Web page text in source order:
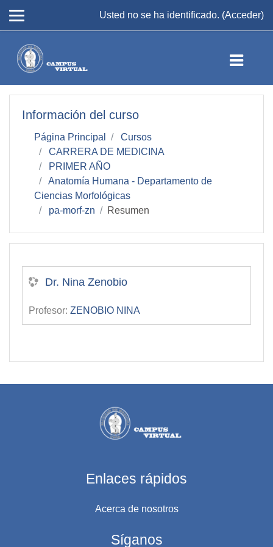
Usted no se ha identificado. (Acceder)
Información del curso
Página Principal
Cursos
CARRERA DE MEDICINA
PRIMER AÑO
Anatomía Humana - Departamento de
Ciencias Morfológicas
pa-morf-zn
Resumen
Dr. Nina Zenobio
Profesor: ZENOBIO NINA
Enlaces rápidos
Acerca de nosotros
Síganos